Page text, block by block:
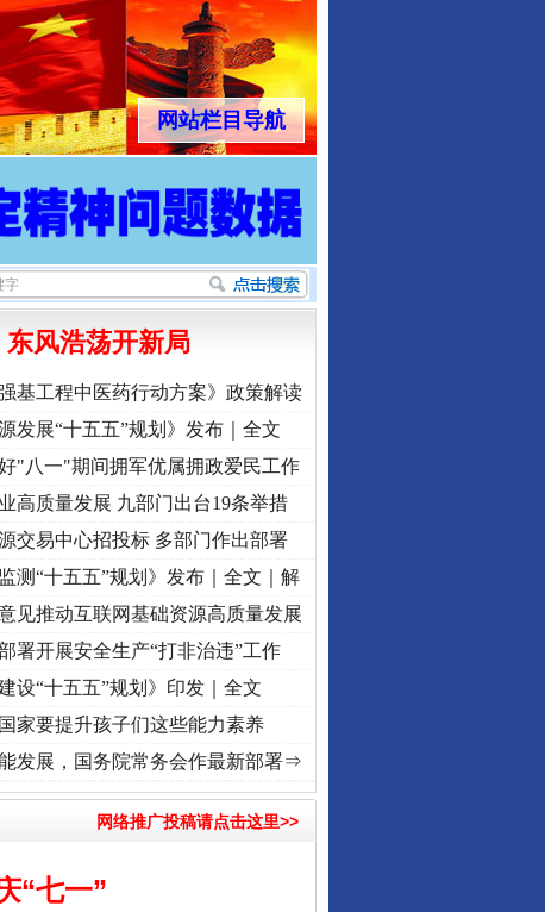
网站栏目导航
]牢记初心使命 奋进复兴征程丨“转折之城”激荡..
东风浩荡开新局
强基工程中医药行动方案》政策解读
发展“十五五”规划》发布｜全文
"八一"期间拥军优属拥政爱民工作
高质量发展 九部门出台19条举措
交易中心招投标 多部门作出部署
测“十五五”规划》发布｜全文｜解
见推动互联网基础资源高质量发展
署开展安全生产“打非治违”工作
设“十五五”规划》印发｜全文
家要提升孩子们这些能力素养
发展，国务院常务会作最新部署⇒
网络推广投稿请点击这里>>
“七一”